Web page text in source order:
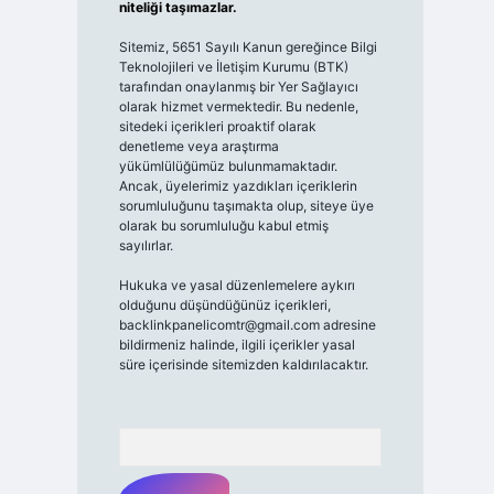
niteliği taşımazlar.
Sitemiz, 5651 Sayılı Kanun gereğince Bilgi
Teknolojileri ve İletişim Kurumu (BTK)
tarafından onaylanmış bir Yer Sağlayıcı
olarak hizmet vermektedir. Bu nedenle,
sitedeki içerikleri proaktif olarak
denetleme veya araştırma
yükümlülüğümüz bulunmamaktadır.
Ancak, üyelerimiz yazdıkları içeriklerin
sorumluluğunu taşımakta olup, siteye üye
olarak bu sorumluluğu kabul etmiş
sayılırlar.
Hukuka ve yasal düzenlemelere aykırı
olduğunu düşündüğünüz içerikleri,
backlinkpanelicomtr@gmail.comadresine
bildirmeniz halinde, ilgili içerikler yasal
süre içerisinde sitemizden kaldırılacaktır.